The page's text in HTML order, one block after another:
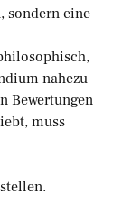
sondern eine
nahezu
Bewertungen
muss